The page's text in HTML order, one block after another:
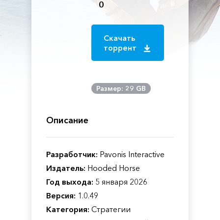
0
Скачать
торрент
Размер: 29 GB
Описание
Разработчик: Pavonis Interactive
Издатель: Hooded Horse
Год выхода: 5 января 2026
Версия: 1.0.49
Категория: Стратегии